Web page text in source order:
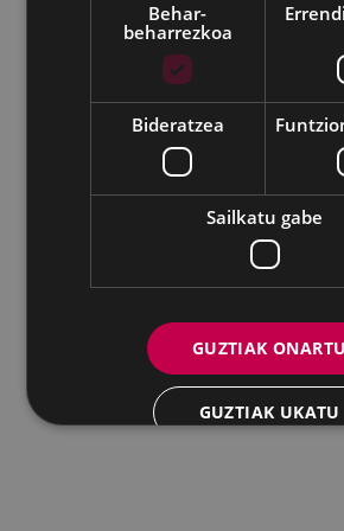
Eibarko Andretxea - Isasi kalea, 11
Andretxea: 943 54 39 38
IFZ: P2003100A | DIR3
Behar-
beharrezkoa
Bideratzea
Sailkatu gabe
GUZTIAK ONARTU
GUZTIAK UKATU